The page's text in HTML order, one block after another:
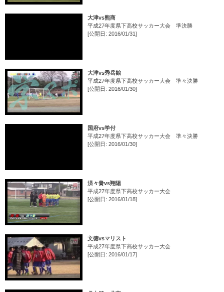
大津vs熊商
平成27年度県下高校サッカー大会 準決勝
[公開日: 2016/01/31]
大津vs秀岳館
平成27年度県下高校サッカー大会 準々決勝
[公開日: 2016/01/30]
国府vs学付
平成27年度県下高校サッカー大会 準々決勝
[公開日: 2016/01/30]
済々黌vs翔陽
平成27年度県下高校サッカー大会
[公開日: 2016/01/18]
文徳vsマリスト
平成27年度県下高校サッカー大会
[公開日: 2016/01/17]